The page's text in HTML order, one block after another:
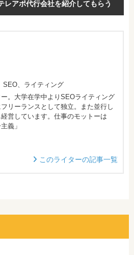
レアポ代行会社を紹介してもらう
SEO、ライティング
。大学在学中よりSEOライティング
リーランスとして独立。また並行し
営しています。仕事のモットーは
義」
このライターの記事一覧